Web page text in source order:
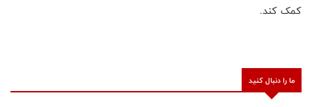
کمک کند.
ما را دنبال کنید